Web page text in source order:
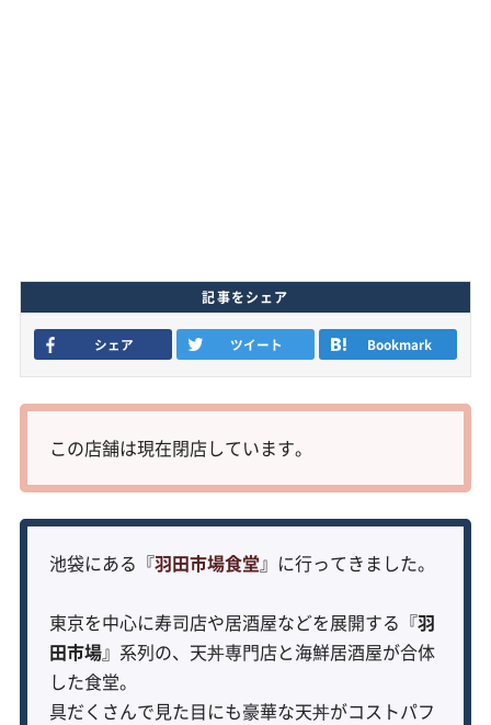
記事をシェア
シェア ツイート Bookmark
この店舗は現在閉店しています。
池袋にある『羽田市場食堂』に行ってきました。
東京を中心に寿司店や居酒屋などを展開する『羽
田市場』系列の、天丼専門店と海鮮居酒屋が合体
した食堂。
具だくさんで見た目にも豪華な天丼がコストパフ